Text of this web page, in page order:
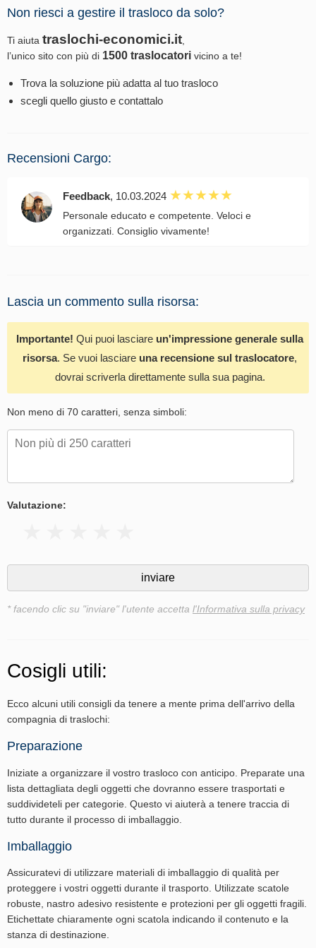
Non riesci a gestire il trasloco da solo?
Ti aiuta traslochi-economici.it,
l’unico sito con più di 1500 traslocatori vicino a te!
Trova la soluzione più adatta al tuo trasloco
scegli quello giusto e contattalo
Recensioni Cargo:
Feedback, 10.03.2024
Personale educato e competente. Veloci e
organizzati. Consiglio vivamente!
Lascia un commento sulla risorsa:
Importante! Qui puoi lasciare un'impressione generale sulla
risorsa. Se vuoi lasciare una recensione sul traslocatore,
dovrai scriverla direttamente sulla sua pagina.
Non meno di 70 caratteri, senza simboli:
Valutazione:
* facendo clic su "inviare" l'utente accetta l'Informativa sulla privacy
Cosigli utili:
Ecco alcuni utili consigli da tenere a mente prima dell'arrivo della
compagnia di traslochi:
Preparazione
Iniziate a organizzare il vostro trasloco con anticipo. Preparate una
lista dettagliata degli oggetti che dovranno essere trasportati e
suddivideteli per categorie. Questo vi aiuterà a tenere traccia di
tutto durante il processo di imballaggio.
Imballaggio
Assicuratevi di utilizzare materiali di imballaggio di qualità per
proteggere i vostri oggetti durante il trasporto. Utilizzate scatole
robuste, nastro adesivo resistente e protezioni per gli oggetti fragili.
Etichettate chiaramente ogni scatola indicando il contenuto e la
stanza di destinazione.